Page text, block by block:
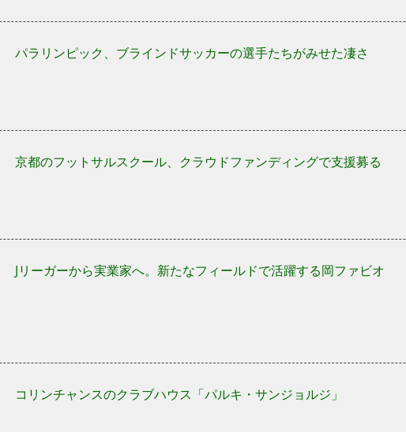
パラリンピック、ブラインドサッカーの選手たちがみせた凄さ
京都のフットサルスクール、クラウドファンディングで支援募る
Jリーガーから実業家へ。新たなフィールドで活躍する岡ファビオ
コリンチャンスのクラブハウス「パルキ・サンジョルジ」